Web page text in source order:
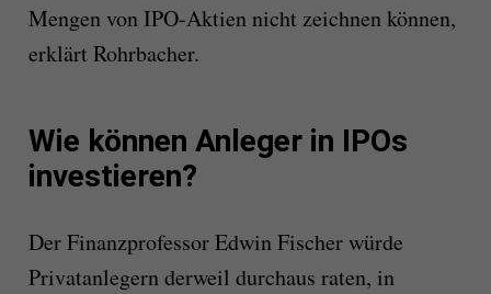
Mengen von IPO-Aktien nicht zeichnen können,
erklärt Rohrbacher.
Wie können Anleger in IPOs
investieren?
Der Finanzprofessor Edwin Fischer würde
Privatanlegern derweil durchaus raten, in